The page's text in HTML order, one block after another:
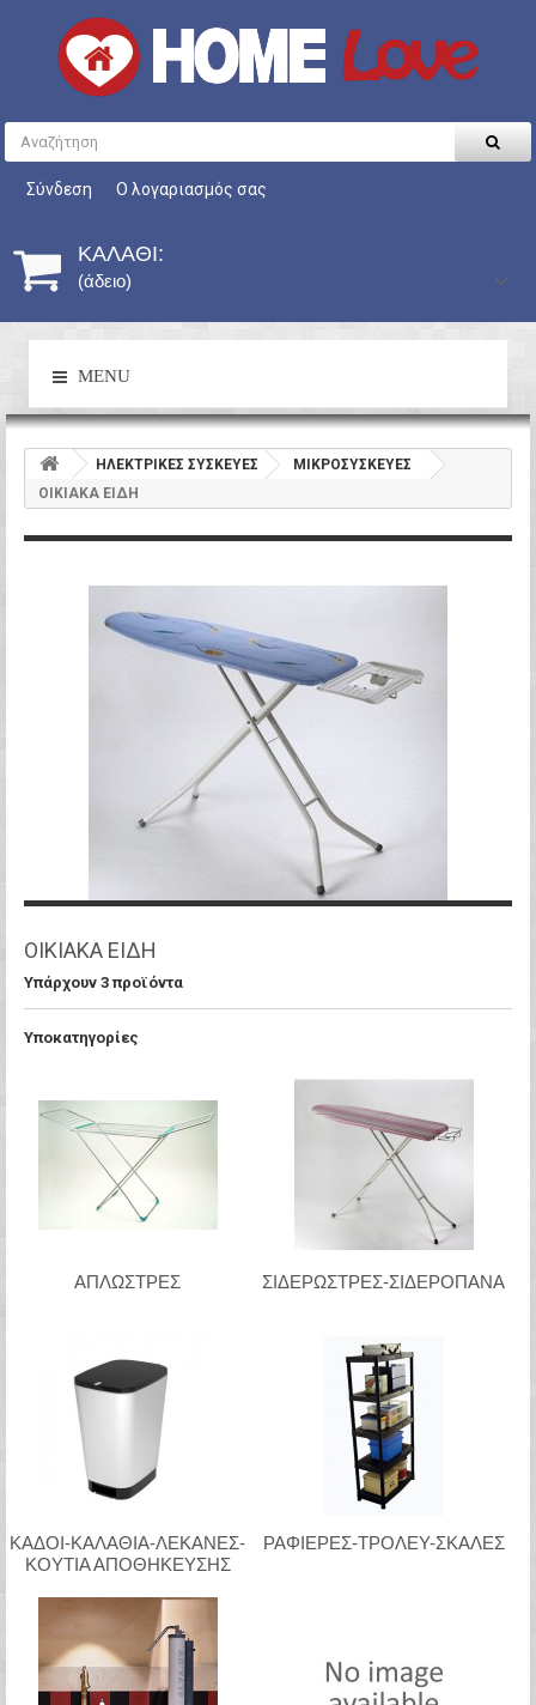
Σύνδεση Ο λογαριασμός σας
ΚΑΛΆΘΙ:
(άδειο)
MENU
HΛΕΚΤΡΙΚΕΣ ΣΥΣΚΕΥΕΣ
ΜΙΚΡΟΣΥΣΚΕΥΕΣ
ΟΙΚΙΑΚΑ ΕΙΔΗ
ΟΙΚΙΑΚΑ ΕΙΔΗ
Υπάρχουν 3 προϊόντα
Υποκατηγορίες
ΑΠΛΩΣΤΡΕΣ ΣΙΔΕΡΩΣΤΡΕΣ-ΣΙΔΕΡΟΠΑΝΑ
ΚΑΔΟΙ-ΚΑΛΑΘΙΑ-ΛΕΚΑΝΕΣ-
ΚΟΥΤΙΑ ΑΠΟΘΗΚΕΥΣΗΣ
ΡΑΦΙΕΡΕΣ-ΤΡΟΛΕΥ-ΣΚΑΛΕΣ